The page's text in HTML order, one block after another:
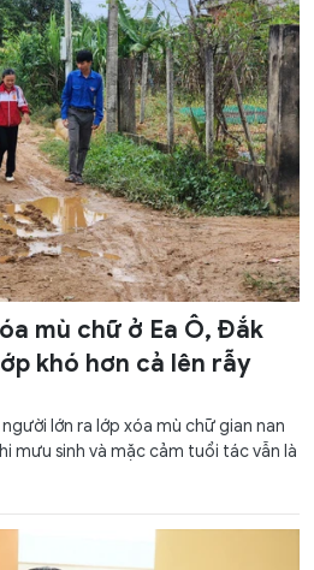
mù chữ ở Ea Ô, Đắk
khó hơn cả lên rẫy
lớn ra lớp xóa mù chữ gian nan
mưu sinh và mặc cảm tuổi tác vẫn là